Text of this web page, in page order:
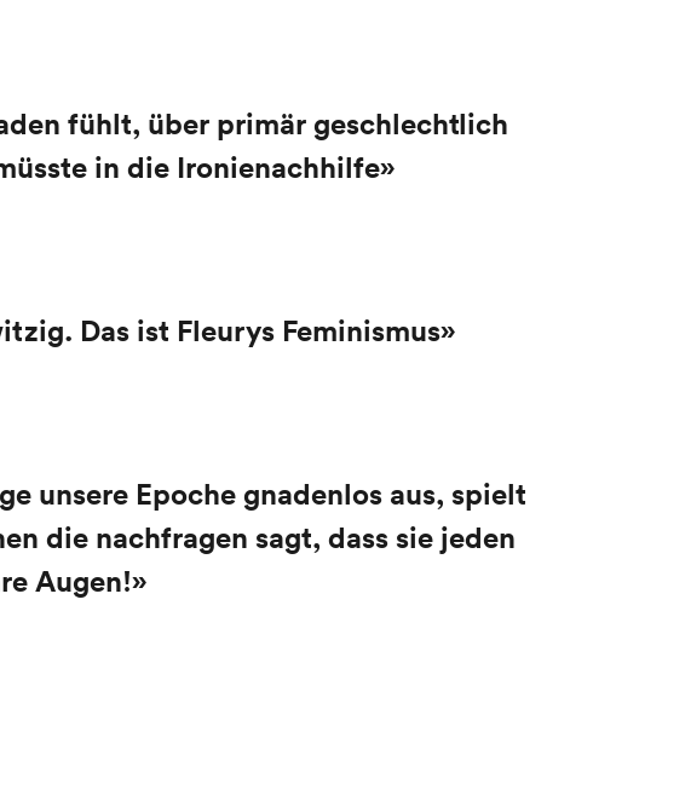
fühlt, über primär geschlechtlich
in die Ironienachhilfe»
Das ist Fleurys Feminismus»
unsere Epoche gnadenlos aus, spielt
die nachfragen sagt, dass sie jeden
Augen!»